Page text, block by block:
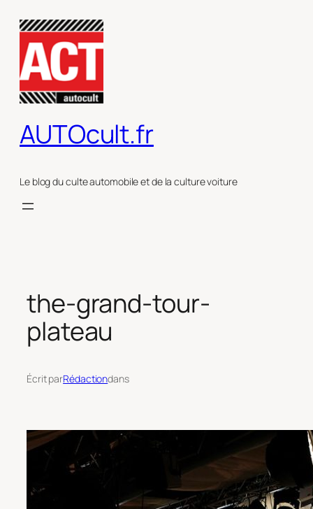
contenu
AUTOcult.fr
Le blog du culte automobile et de la culture voiture
the-grand-tour-
plateau
Écrit parRédactiondans